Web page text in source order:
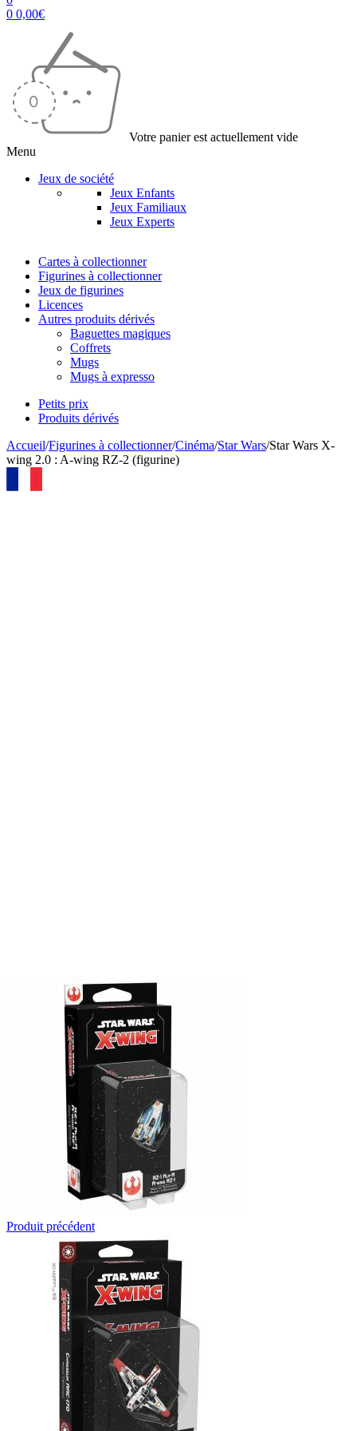
0 0,00€
Votre panier est actuellement vide
Menu
Jeux de société
Jeux Enfants
Jeux Familiaux
Jeux Experts
Cartes à collectionner
Figurines à collectionner
Jeux de figurines
Licences
Autres produits dérivés
Baguettes magiques
Coffrets
Mugs
Mugs à expresso
Petits prix
Produits dérivés
Accueil/Figurines à collectionner/Cinéma/Star Wars/Star Wars X-
wing 2.0 : A-wing RZ-2 (figurine)
Produit précédent